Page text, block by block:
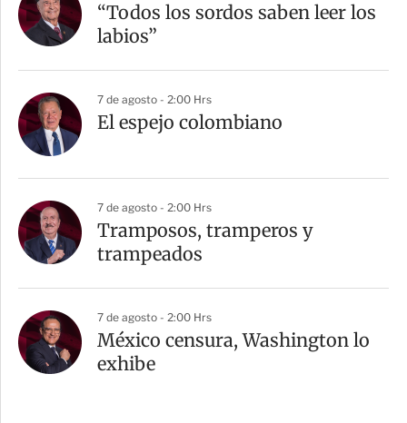
“Todos los sordos saben leer los
labios”
7 de agosto - 2:00 Hrs
El espejo colombiano
7 de agosto - 2:00 Hrs
Tramposos, tramperos y
trampeados
7 de agosto - 2:00 Hrs
México censura, Washington lo
exhibe